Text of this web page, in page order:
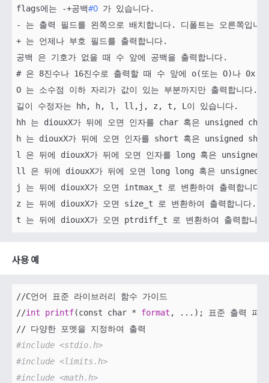
flags에는 -+공백#O 가 있습니다.
- 는 출력 필드를 왼쪽으로 배치합니다. 디폴트는 오른쪽입니
+ 는 언제나 부호 필드를 출력합니다.
공백 은 기호가 없을 때 수 앞에 공백을 출력합니다.
# 은 8진수나 16진수로 출력할 때 수 앞에 o(또는 O)나 0x(
O 는 소수점 이하 자리가 값이 있는 부분까지만 출력합니다.
길이 수정자는 hh, h, l, ll,j, z, t, L이 있습니다.
hh 는 diouxX가 뒤에 오면 인자를 char 혹은 unsigned char
h 는 diouxX가 뒤에 오면 인자를 short 혹은 unsigned
l 은 뒤에 diouxX가 뒤에 오면 인자를 long 혹은 unsigned
ll 은 뒤에 diouxX가 뒤에 오면 long long 혹은 unsigned
j 는 뒤에 diouxX가 오면 intmax_t 로 변환하여 출력합니다.
z 는 뒤에 diouxX가 오면 size_t 로 변환하여 출력합니다.
사용 예
//C언어 표준 라이브러리 함수 가이드
//int printf(const char * format , ...); 표준 출력 파일
#include <stdio.h>
#include <limits.h>
#include <math.h>